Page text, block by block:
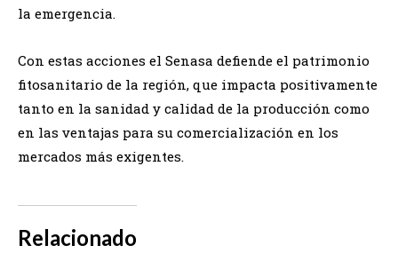
la emergencia.
Con estas acciones el Senasa defiende el patrimonio
fitosanitario de la región, que impacta positivamente
tanto en la sanidad y calidad de la producción como
en las ventajas para su comercialización en los
mercados más exigentes.
Relacionado